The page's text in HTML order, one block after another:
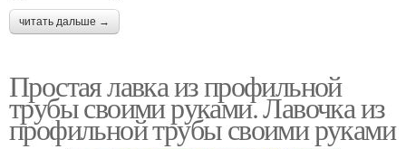
читать дальше →
Простая лавка из профильной
трубы своими руками. Лавочка из
профильной трубы своими руками